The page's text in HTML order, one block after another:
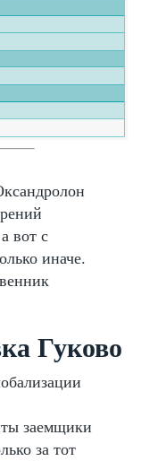
вот с
иначе.
Гуково
заемщики
за тот